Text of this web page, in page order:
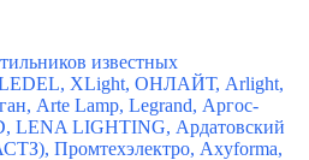
известных
LEDEL, XLight, ОНЛАЙТ, Arlight,
Arte Lamp, Legrand, Аргос-
LENA LIGHTING, Ардатовский
Промтехэлектро, Axyforma,